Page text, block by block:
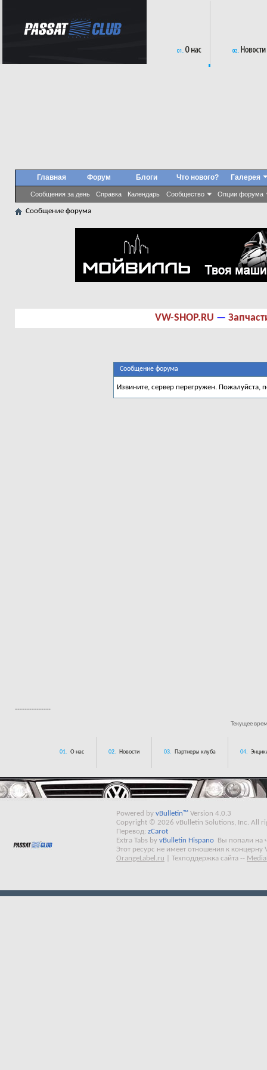
Главная Форум
Сообщения за день Справка Календарь Сообщество Опции форума
Блоги Что нового? Галерея
Сообщение форума
VW-SHOP.RU —
Сообщение форума
Извините, сервер перегружен. Пожалуйста,
---------------
Текущее
01. О нас 02. Новости 03. Партнеры клуба 04.
Powered by vBulletin™ Version 4.0.3
Copyright © 2026 vBulletin Solutions, Inc. All
Перевод: zCarot
Extra Tabs by vBulletin Hispano
Вы попали на
Этот ресурс не имеет отношения к концерну
OrangeLabel.ru
Техподдержка сайта --